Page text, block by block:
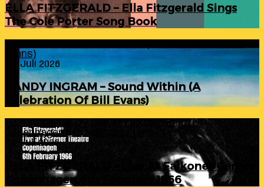
ELLA FITZGERALD – Ella Fitzgerald Sings
The Cole Porter Song Book
Evans)
24. Juli 2026
RANDY INGRAM – Sound Within (A
Celebration Of Bill Evans)
ELLA FITZGERALD – Live At Falkoner Centre
Copenhagen 6th February 1966
23. Juli 2026
ELLA FITZGERALD – Live At Falkoner Centre
Copenhagen 6th February 1966